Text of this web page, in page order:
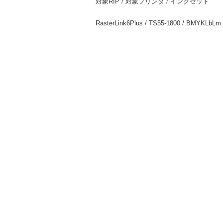
RasterLink6Plus / TS55-1800 /